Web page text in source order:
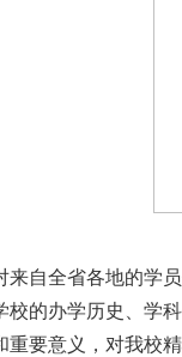
来自全省各地的学
的办学历史、学
重要意义，对我校